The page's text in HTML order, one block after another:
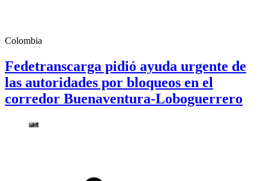
Colombia
Fedetranscarga pidió ayuda urgente de
las autoridades por bloqueos en el
corredor Buenaventura-Loboguerrero